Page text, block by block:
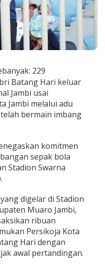
229
Batang Hari keluar
Jambi usai
Jambi melalui adu
bermain imbang
komitmen
sepak bola
Stadion Swarna
digelar di Stadion
Muaro Jambi,
ribuan
Persikoja Kota
Hari dengan
awal pertandingan.